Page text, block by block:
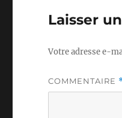
Laisser
Votre adresse e-
COMMENTAIRE